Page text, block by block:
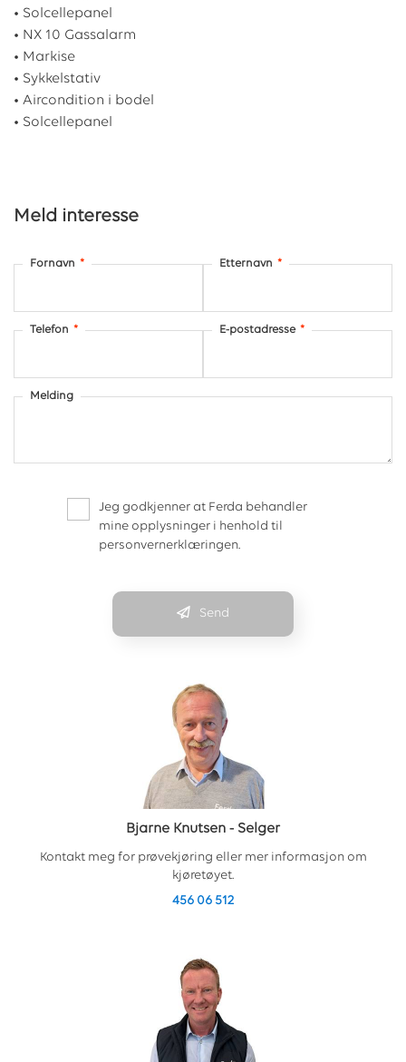
• Solcellepanel
• NX 10 Gassalarm
• Markise
• Sykkelstativ
• Aircondition i bodel
• Solcellepanel
Meld interesse
Fornavn * Etternavn *
Telefon * E-postadresse *
Melding
Jeg godkjenner at Ferda behandler
mine opplysninger i henhold til
personvernerklæringen.
Send
Bjarne Knutsen - Selger
Kontakt meg for prøvekjøring eller mer informasjon om
kjøretøyet.
456 06 512